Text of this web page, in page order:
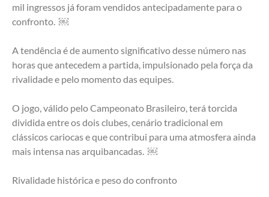
mil ingressos já foram vendidos antecipadamente para o
confronto.  ￼
A tendência é de aumento significativo desse número nas
horas que antecedem a partida, impulsionado pela força da
rivalidade e pelo momento das equipes.
O jogo, válido pelo Campeonato Brasileiro, terá torcida
dividida entre os dois clubes, cenário tradicional em
clássicos cariocas e que contribui para uma atmosfera ainda
mais intensa nas arquibancadas.  ￼
Rivalidade histórica e peso do confronto